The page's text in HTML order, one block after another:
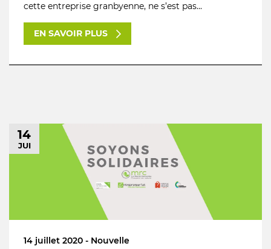
cette entreprise granbyenne, ne s’est pas...
EN SAVOIR PLUS
14
JUI
14 juillet 2020 - Nouvelle